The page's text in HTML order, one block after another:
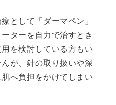
として「ダーマペン」
ターを自力で治すとき
を検討している方もい
が、針の取り扱いや深
へ負担をかけてしまい